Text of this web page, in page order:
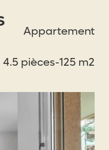
Appartement
4.5 pièces-125 m2